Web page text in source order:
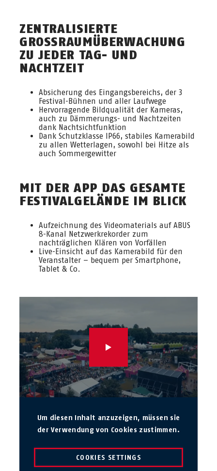
ZENTRALISIERTE
GROSSRAUMÜBERWACHUNG Z
U JEDER TAG- UND N
ACHTZEIT
Absicherung des Eingangsbereichs, der 3
Festival-Bühnen und aller Laufwege
Hervorragende Bildqualität der Kameras,
auch zu Dämmerungs- und Nachtzeiten
dank Nachtsichtfunktion
Dank Schutzklasse IP66, stabiles Kamerabild
zu allen Wetterlagen, sowohl bei Hitze als
auch Sommergewitter
MIT DER APP DAS GESAMTE
FESTIVALGELÄNDE IM BLICK
Aufzeichnung des Videomaterials auf ABUS
8-Kanal Netzwerkrekorder zum
nachträglichen Klären von Vorfällen
Live-Einsicht auf das Kamerabild für den
Veranstalter – bequem per Smartphone,
Tablet & Co.
Um diesen Inhalt anzuzeigen, müssen sie
der Verwendung von Cookies zustimmen.
COOKIES SETTINGS